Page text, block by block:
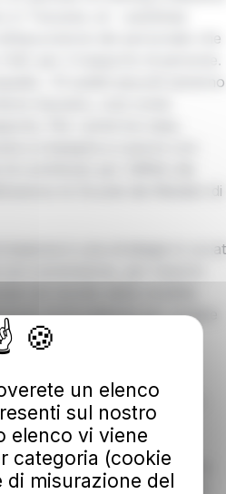
in Toscana. at – autolinee
del personale che
per il trasporto di persone.
i 15 autisti assunti saranno
toscano, così come
Per i primi tre mesi,
si impegna a coprire con
contributo per l’affitto dei
le Scuole dei Mestieri di
è una strategia in cui at
convinzione, per inserire
nel mondo della mobilità.
di Accademia per andare
autisti: un nuovo
i risultati sperati, vista la
per accedere alla
la collaborazione
Distretto Italia per dare
acquisire le competenze
per entrare in at. Siamo
di ELIS, che fa da punto di
un elenco
sul nostro
elenco vi viene
categoria (cookie
misurazione del